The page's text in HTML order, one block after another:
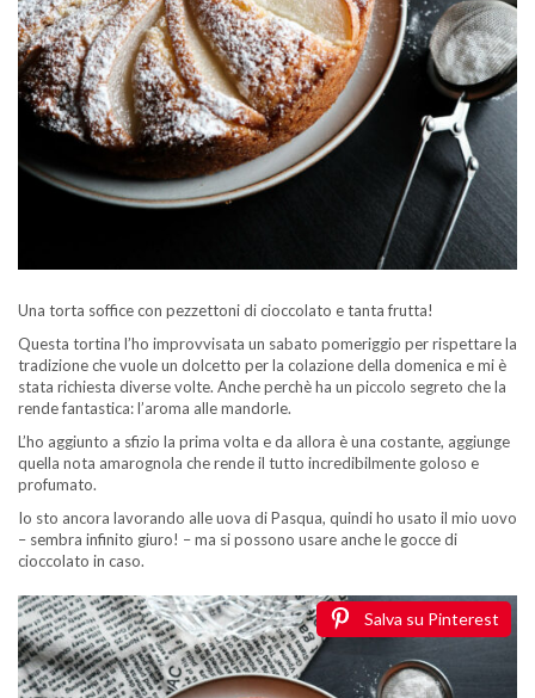
Una torta soffice con pezzettoni di cioccolato e tanta frutta!
Questa tortina l’ho improvvisata un sabato pomeriggio per rispettare la
tradizione che vuole un dolcetto per la colazione della domenica e mi è
stata richiesta diverse volte. Anche perchè ha un piccolo segreto che la
rende fantastica: l’aroma alle mandorle.
L’ho aggiunto a sfizio la prima volta e da allora è una costante, aggiunge
quella nota amarognola che rende il tutto incredibilmente goloso e
profumato.
Io sto ancora lavorando alle uova di Pasqua, quindi ho usato il mio uovo
– sembra infinito giuro! – ma si possono usare anche le gocce di
cioccolato in caso.
Salva su Pinterest